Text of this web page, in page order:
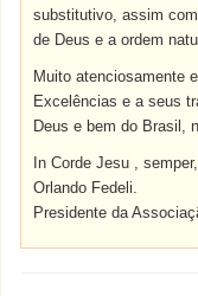
substitutivo, assim
de Deus e a ordem
Muito atenciosamente
Excelências e a seus
Deus e bem do Brasil,
In Corde Jesu , semper,
Orlando Fedeli.
Presidente da